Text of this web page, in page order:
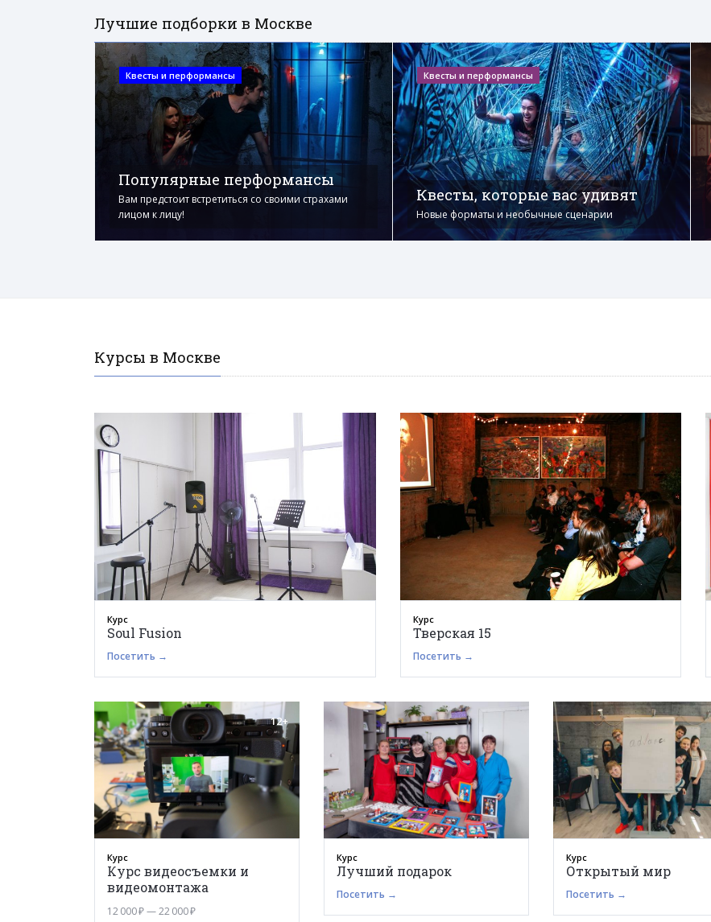
Лучшие подборки в Москве
Квесты и перформансы
Популярные перформансы
Вам предстоит встретиться со своими страхами
лицом к лицу!
Квесты и перформансы
Квесты, которые вас удивят
Новые форматы и необычные сценарии
Курсы в Москве
Курс
Soul Fusion
Посетить →
Курс
Тверская 15
Посетить →
12+
Курс
Курс видеосъемки и
видеомонтажа
12 000 ₽ — 22 000 ₽
Курс
Лучший подарок
Посетить →
Курс
Открытый мир
Посетить →